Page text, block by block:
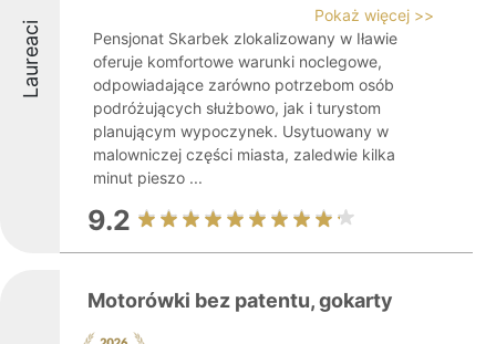
Laureaci
Pokaż więcej >>
Pensjonat Skarbek zlokalizowany w Iławie
oferuje komfortowe warunki noclegowe,
odpowiadające zarówno potrzebom osób
podróżujących służbowo, jak i turystom
planującym wypoczynek. Usytuowany w
malowniczej części miasta, zaledwie kilka
minut pieszo ...
9.2
Motorówki bez patentu, gokarty